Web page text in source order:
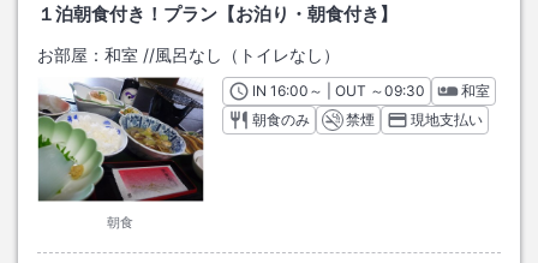
１泊朝食付き！プラン【お泊り・朝食付き】
お部屋： 和室 //風呂なし（トイレなし）
朝食
INチェックイン
16:00 ～ | OUT チェックアウト
～09:30
和室
朝食のみ
禁煙 現地支払い